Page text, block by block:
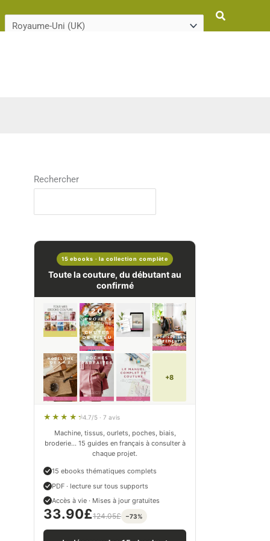
Rechercher
Rechercher
15 ebooks · la collection complète
Toute la couture, du débutant au
confirmé
+8
4.7/5 · 7 avis
Machine, tissus, ourlets, poches, biais,
broderie… 15 guides en français à consulter à
chaque projet.
15 ebooks thématiques complets
PDF · lecture sur tous supports
Accès à vie · Mises à jour gratuites
33.90£124.05£ −73%